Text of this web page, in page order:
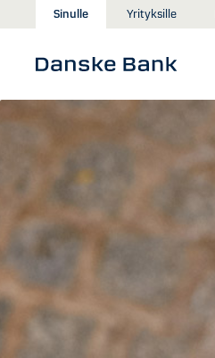
Siirry sisältöön
Sinulle Yrityksille